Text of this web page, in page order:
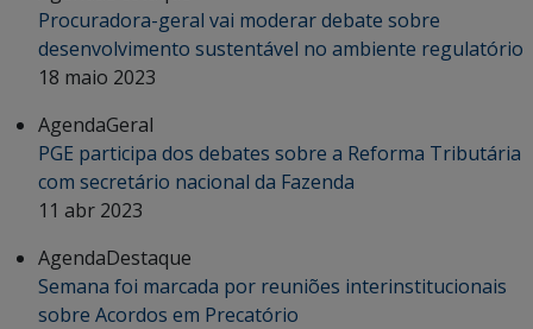
Procuradora-geral vai moderar debate sobre
desenvolvimento sustentável no ambiente regulatório
18 maio 2023
AgendaGeral
PGE participa dos debates sobre a Reforma Tributária
com secretário nacional da Fazenda
11 abr 2023
AgendaDestaque
Semana foi marcada por reuniões interinstitucionais
sobre Acordos em Precatório